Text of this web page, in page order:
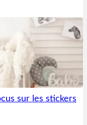
sur les stickers